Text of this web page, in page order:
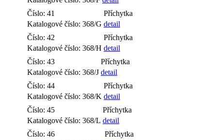
Číslo: 41
Příchytka
Katalogové číslo: 368/G detail
Číslo: 42
Příchytka
Katalogové číslo: 368/H detail
Číslo: 43
Příchytka
Katalogové číslo: 368/J detail
Číslo: 44
Příchytka
Katalogové číslo: 368/K detail
Číslo: 45
Příchytka
Katalogové číslo: 368/L detail
Číslo: 46
Příchytka